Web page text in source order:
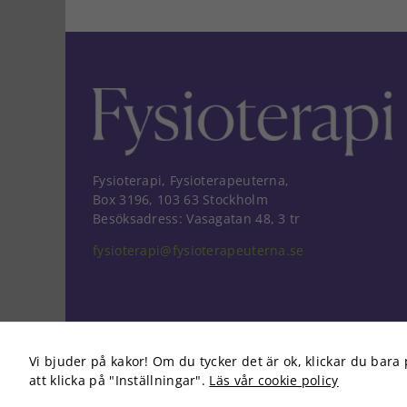
Fysioterapi, Fysioterapeuterna,
Box 3196, 103 63 Stockholm
Besöksadress: Vasagatan 48, 3 tr
fysioterapi@fysioterapeuterna.se
Copyright 2026 Fysioterapi | All Rights Reserved
Vi bjuder på kakor! Om du tycker det är ok, klickar du
att klicka på "Inställningar". Läs vår cookie policy